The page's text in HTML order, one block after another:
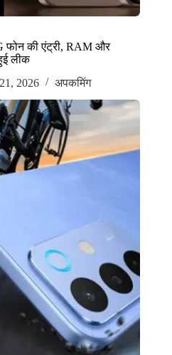
फोन की एंट्री, RAM और
लीक
2026 अपकमिंग